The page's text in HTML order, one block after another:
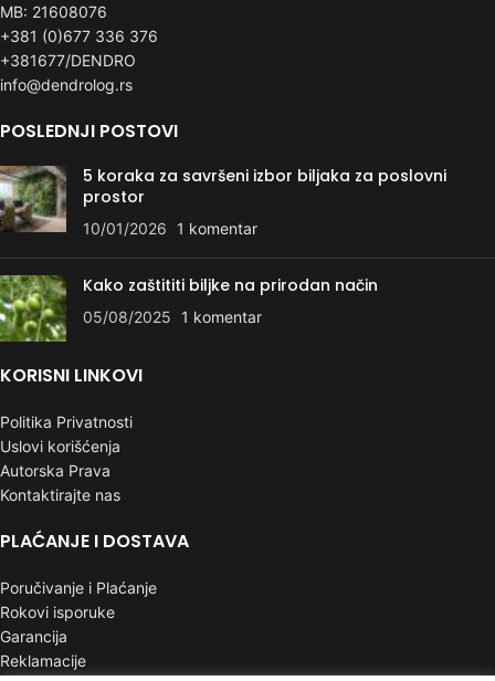
MB: 21608076
+381 (0)677 336 376
+381677/DENDRO
info@dendrolog.rs
POSLEDNJI POSTOVI
5 koraka za savršeni izbor biljaka za poslovni
prostor
10/01/2026 1 komentar
Kako zaštititi biljke na prirodan način
05/08/2025 1 komentar
KORISNI LINKOVI
Politika Privatnosti
Uslovi korišćenja
Autorska Prava
Kontaktirajte nas
PLAĆANJE I DOSTAVA
Poručivanje i Plaćanje
Rokovi isporuke
Garancija
Reklamacije